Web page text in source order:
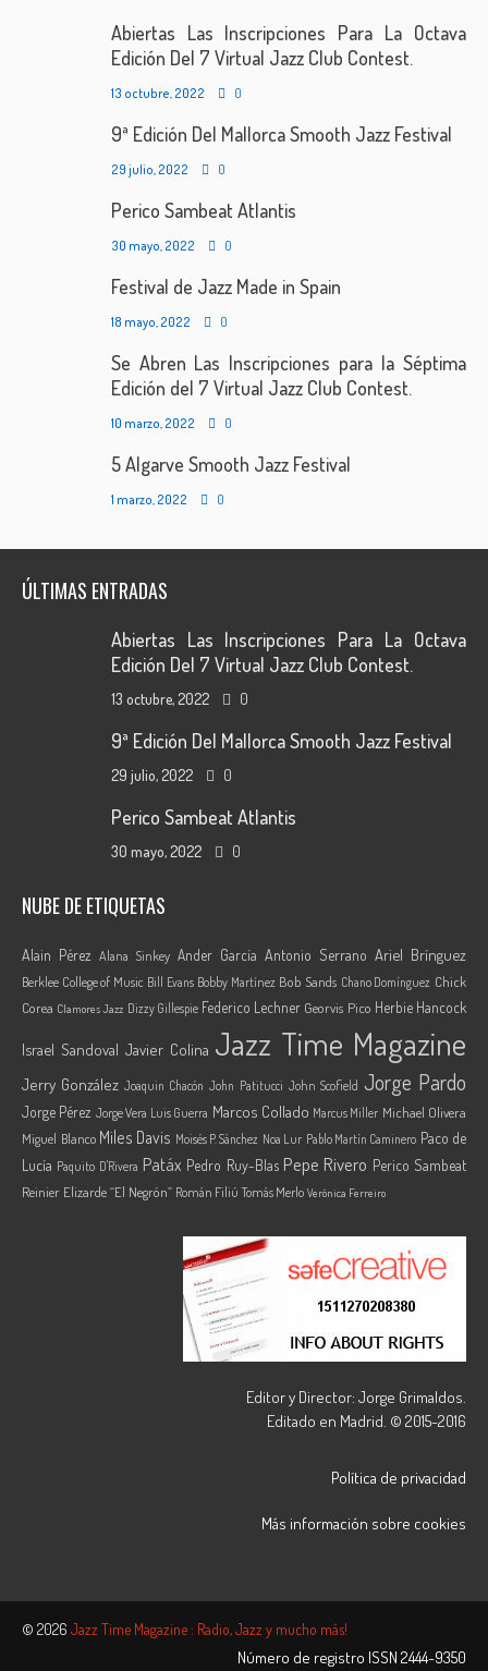
Abiertas Las Inscripciones Para La Octava
Edición Del 7 Virtual Jazz Club Contest.
13 octubre, 2022 0
9ª Edición Del Mallorca Smooth Jazz Festival
29 julio, 2022 0
Perico Sambeat Atlantis
30 mayo, 2022 0
Festival de Jazz Made in Spain
18 mayo, 2022 0
Se Abren Las Inscripciones para la Séptima
Edición del 7 Virtual Jazz Club Contest.
10 marzo, 2022 0
5 Algarve Smooth Jazz Festival
1 marzo, 2022 0
ÚLTIMAS ENTRADAS
Abiertas Las Inscripciones Para La Octava
Edición Del 7 Virtual Jazz Club Contest.
13 octubre, 2022 0
9ª Edición Del Mallorca Smooth Jazz Festival
29 julio, 2022 0
Perico Sambeat Atlantis
30 mayo, 2022 0
NUBE DE ETIQUETAS
Alain Pérez Alana Sinkey Ander García Antonio Serrano Ariel Brínguez
Berklee College of Music Bill Evans Bobby Martínez Bob Sands Chano Domínguez Chick
Corea Clamores Jazz Dizzy Gillespie Federico Lechner Georvis Pico Herbie Hancock
Israel Sandoval Javier Colina Jazz Time Magazine
Jerry González Joaquin Chacón John Patitucci John Scofield Jorge Pardo
Jorge Pérez Jorge Vera Luis Guerra Marcos Collado Marcus Miller Michael Olivera
Miguel Blanco Miles Davis Moisés P. Sánchez Noa Lur Pablo Martín Caminero Paco de
Lucía Paquito D'Rivera Patáx Pedro Ruy-Blas Pepe Rivero Perico Sambeat
Reinier Elizarde “El Negrón” Román Filiú Tomás Merlo Verónica Ferreiro
Editor y Director: Jorge Grimaldos.
Editado en Madrid. © 2015-2016
Política de privacidad
Más información sobre cookies
© 2026 Jazz Time Magazine : Radio, Jazz y mucho más!
Número de registro ISSN 2444-9350